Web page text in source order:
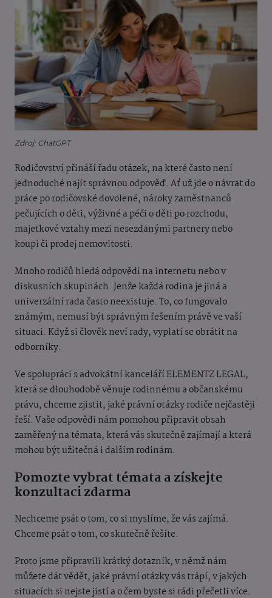
Zdroj: ChatGPT
Rodičovství přináší řadu otázek, na které často není
jednoduché najít správnou odpověď. Ať už jde o návrat do
práce po rodičovské dovolené, nároky zaměstnanců
pečujících o děti, výživné a péči o děti po rozchodu,
majetkové vztahy mezi nesezdanými partnery nebo
koupi či prodej nemovitosti.
Mnoho rodičů hledá odpovědi na internetu nebo v
diskusních skupinách. Jenže každá rodina je jiná a
univerzální rada často neexistuje. To, co fungovalo
známým, nemusí být správným řešením právě ve vaší
situaci. Když si člověk neví rady, vyplatí se obrátit na
odborníky.
Ve spolupráci s advokátní kanceláří ELEMENTZ LEGAL,
která se dlouhodobě věnuje rodinnému a občanskému
právu, chceme zjistit, jaké právní otázky rodiče nejčastěji
řeší. Vaše odpovědi nám pomohou připravit obsah
zaměřený na témata, která vás skutečně zajímají a která
mohou být užitečná i dalším rodinám.
Pomozte vybrat témata a získejte
konzultaci zdarma
Nechceme psát o tom, co si myslíme, že vás zajímá.
Chceme psát o tom, co skutečně řešíte.
Proto jsme připravili krátký dotazník, v němž nám
můžete dát vědět, jaké právní otázky vás trápí, v jakých
situacích si nejste jistí a o čem byste si rádi přečetli více.